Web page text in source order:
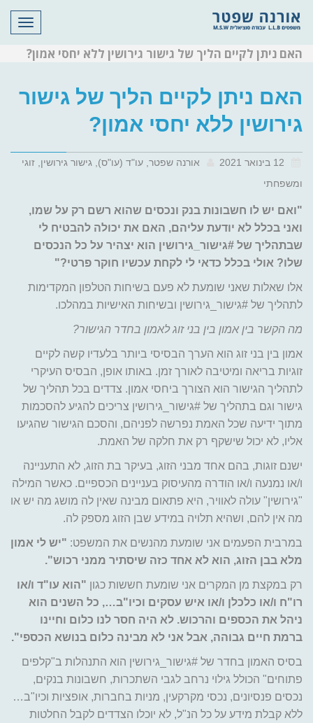
האם ניתן לקיים הליך של גישור גירושין ללא יחסי אמון?
האם ניתן לקיים הליך של גישור
גירושין ללא יחסי אמון?
אורנה שפטר, עו"ד (עו"ס), גישור גירושין, זוגי
ומשפחתי
"ואם יש לו חשבונות בנק ונכסים שהוא רשם רק על שמו,
ואני בכלל לא יודעת עליהם, האם את יכולה להבטיח לי
שבתהליך של #גישור_גירושין הוא יצהיר על כל הנכסים
שלו? אולי בכלל כדאי לי לקחת עכשיו חוקר פרטי?"
אלו שאלות שאני שומעת לא פעם בשיחות הטלפון המקדימות
לתהליך של #גישור_גירושין ובשיחות האישיות במהלכו.
מה הקשר בין אמון בין בני זוג לאמון בחדר הגישור?
אמון בין בני זוג הוא הערך הבסיסי ביותר בלעדיו קשה לקיים
זוגיות בריאה ומיטיבה לאורך זמן. באותו אופן, הבסיס העיקרי
לתהליך הגישור הוא הצורך ביחסי אמון. צדדים בכל תהליך של
גישור וגם בתהליך של #גישור_גירושין צריכים להגיע להסכמות
מתוך ידיעה שכל האמת נפרשה לפניהם, והסכם הגישור שהגיעו
אליו, לא יכול שישקף רק את חלקה של האמת.
ישנם זוגות, בהם אחד מבני הזוג, בעיקר בת הזוג, לא התעניינה
ו/או נמנעה ו/או הודרה מהעיסוק בעניינים הכספיים. כאשר המילה
"גירושין" עולה לאוויר, היא פתאום מבינה שאין לה מושג מה יש או
מה אין להם, ושהיא תלויה במידע שבן הזוג מספק לה.
במרבית הפעמים אני שומעת מהנשים את המשפט: "יש לי אמון
מלא בבן הזוג, הוא לא אחד כזה שיסתיר ממני רכוש".
רק במקצת מן המקרים אני שומעת חששות כגון "הוא עו"ד ו/או
רו"ח ו/או כלכלן ו/או איש עסקים וכיו"ב…, כל השנים הוא
ניהל את הכספים והרכוש. לא היה חסר לנו כלום וחיינו
ברמת חיים גבוהה, אבל אני לא מבינה כלום בנושא הכספי".
בסיס האמון בחדר של #גישור_גירושין הוא התנהלות ב"קלפים
פתוחים" הכולל גילוי נרחב לגבי השתכרות, חשבונות בנקים,
נכסים פנסיונים, נכסי מקרקעין, מניות בחברות, אופציות וכיו"ב…
ללא קבלת מידע על כל הנ"ל, לא יוכלו הצדדים לקבל החלטות